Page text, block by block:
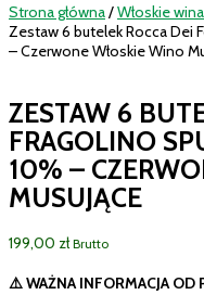
Strona główna/Włoskie
Zestaw 6 butelek Rocca Dei
– Czerwone Włoskie Wino
ZESTAW 6
FRAGOLINO
10% –
MUSUJĄCE
199,00 zł Brutto
⚠️WAŻNA INFORMACJA OD